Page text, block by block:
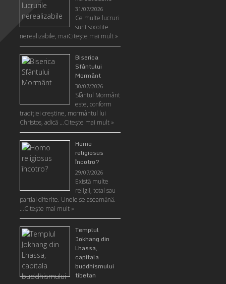
31/07/2026
Ce multe lucruri
sunt socotite
nerealizabile, maiCiteşte mai mult »
Biserica
Sfântului
Mormânt
30/07/2026
Sfântul Mormânt
este, conform
tradiţiei creştine, mormântul lui
Christos, adică …Citeşte mai mult »
Homo
religiosus
încotro?
29/07/2026
Există multe
religii, total sau
parţial diferite. Unele se aseamănă.
…Citeşte mai mult »
Templul
Jokhang din
Lhassa,
capitala
buddhismului
tibetan